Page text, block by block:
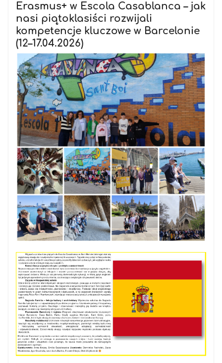
Erasmus+ w Escola Casablanca – jak
nasi piątoklasiści rozwijali
kompetencje kluczowe w Barcelonie
(12–17.04.2026)